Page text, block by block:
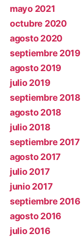
mayo 2021
octubre 2020
agosto 2020
septiembre 2019
agosto 2019
julio 2019
septiembre 2018
agosto 2018
julio 2018
septiembre 2017
agosto 2017
julio 2017
junio 2017
septiembre 2016
agosto 2016
julio 2016